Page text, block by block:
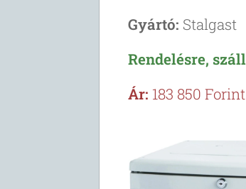
Gyártó: Stalgast
Rendelésre,
Ár: 183 850